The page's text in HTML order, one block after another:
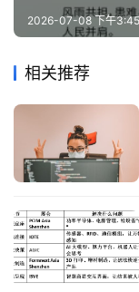
益禾堂驰援广西
2026-07-08 下午3:45
相关推荐